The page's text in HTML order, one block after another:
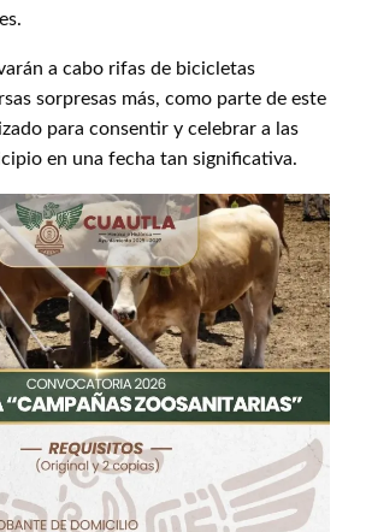
a cabo rifas de bicicletas
sorpresas más, como parte de este
para consentir y celebrar a las
en una fecha tan significativa.